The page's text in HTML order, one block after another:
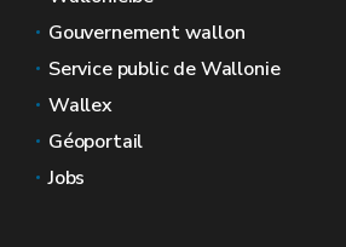
Gouvernement wallon
Service public de Wallonie
Wallex
Géoportail
Jobs